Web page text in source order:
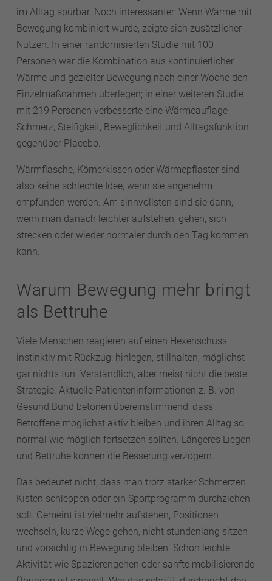
im Alltag spürbar. Noch interessanter: Wenn Wärme mit
Bewegung kombiniert wurde, zeigte sich zusätzlicher
Nutzen. In einer randomisierten Studie mit 100
Personen war die Kombination aus kontinuierlicher
Wärme und gezielter Bewegung nach einer Woche den
Einzelmaßnahmen überlegen; in einer weiteren Studie
mit 219 Personen verbesserte eine Wärmeauflage
Schmerz, Steifigkeit, Beweglichkeit und Alltagsfunktion
gegenüber Placebo.
Wärmflasche, Körnerkissen oder Wärmepflaster sind
also keine schlechte Idee, wenn sie angenehm
empfunden werden. Am sinnvollsten sind sie dann,
wenn man danach leichter aufstehen, gehen, sich
strecken oder wieder normaler durch den Tag kommen
kann.
Warum Bewegung mehr bringt
als Bettruhe
Viele Menschen reagieren auf einen Hexenschuss
instinktiv mit Rückzug: hinlegen, stillhalten, möglichst
gar nichts tun. Verständlich, aber meist nicht die beste
Strategie. Aktuelle Patienteninformationen z. B. von
Gesund.Bund betonen übereinstimmend, dass
Betroffene möglichst aktiv bleiben und ihren Alltag so
normal wie möglich fortsetzen sollten. Längeres Liegen
und Bettruhe können die Besserung verzögern.
Das bedeutet nicht, dass man trotz starker Schmerzen
Kisten schleppen oder ein Sportprogramm durchziehen
soll. Gemeint ist vielmehr aufstehen, Positionen
wechseln, kurze Wege gehen, nicht stundenlang sitzen
und vorsichtig in Bewegung bleiben. Schon leichte
Aktivität wie Spazierengehen oder sanfte mobilisierende